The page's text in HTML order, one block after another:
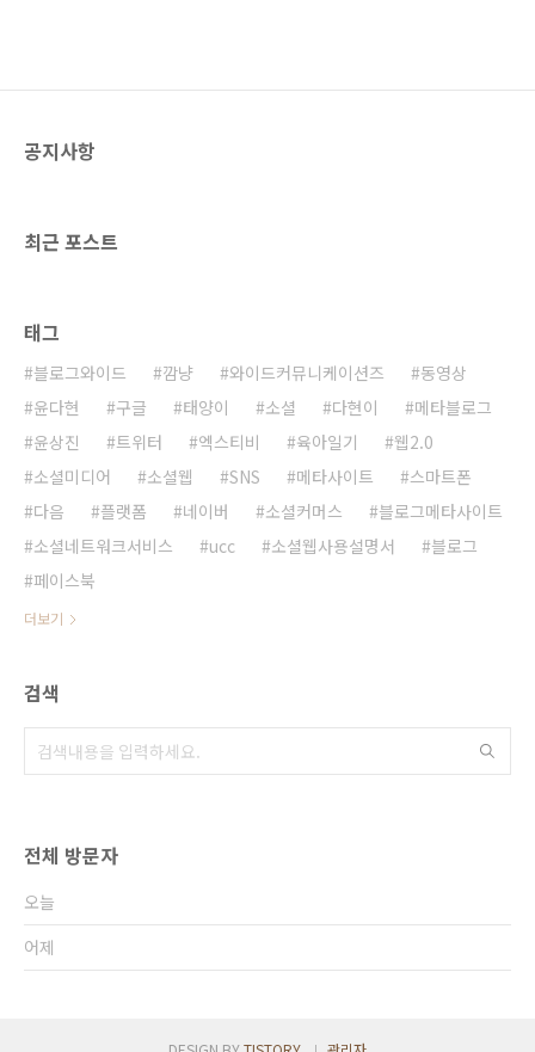
습니다. 그러나 RIA는 실시간으로 DB와 연동하
공지사항
최근 포스트
태그
블로그와이드 깜냥 와이드커뮤니케이션즈
동영상
윤다현
구글 태양이 소셜 다현이
메타블로그
윤상진
트위터 엑스티비 육아일기
웹2.0
소셜미디어
소셜웹 SNS 메타사이트
스마트폰
다음
플랫폼 네이버 소셜커머스
블로그메타사이트
소셜네트워크서비스
ucc 소셜웹사용설명서
블로그
페이스북
더보기
검색
전체 방문자
오늘
어제